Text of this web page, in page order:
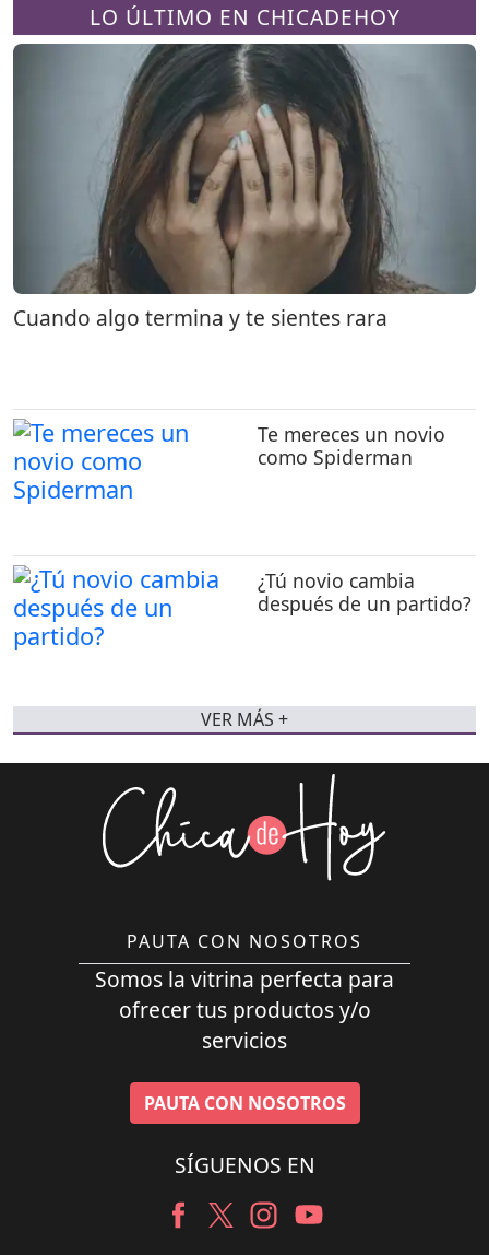
LO ÚLTIMO EN CHICADEHOY
Cuando algo termina y te sientes rara
Te mereces un novio
como Spiderman
¿Tú novio cambia
después de un partido?
VER MÁS +
PAUTA CON NOSOTROS
Somos la vitrina perfecta para
ofrecer tus productos y/o
servicios
PAUTA CON NOSOTROS
SÍGUENOS EN